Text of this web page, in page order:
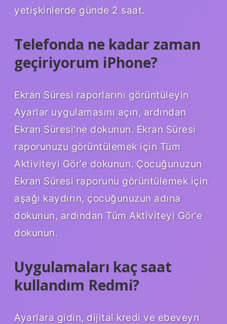
yetişkinlerde günde 2 saat.
Telefonda ne kadar zaman
geçiriyorum iPhone?
Ekran Süresi raporlarını görüntüleyin
Ayarlar uygulamasını açın, ardından
Ekran Süresi’ne dokunun. Ekran Süresi
raporunuzu görüntülemek için Tüm
Aktiviteyi Gör’e dokunun. Çocuğunuzun
Ekran Süresi raporunu görüntülemek için
aşağı kaydırın, çocuğunuzun adına
dokunun, ardından Tüm Aktiviteyi Gör’e
dokunun.
Uygulamaları kaç saat
kullandım Redmi?
Ayarlara gidin, dijital kredi ve ebeveyn